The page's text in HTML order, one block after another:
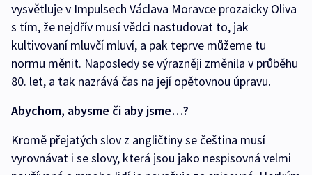
vysvětluje v Impulsech Václava Moravce prozaicky Oliva
s tím, že nejdřív musí vědci nastudovat to, jak
kultivovaní mluvčí mluví, a pak teprve můžeme tu
normu měnit. Naposledy se výrazněji změnila v průběhu
80. let, a tak nazrává čas na její opětovnou úpravu.
Abychom, abysme či aby jsme…?
Kromě přejatých slov z angličtiny se čeština musí
vyrovnávat i se slovy, která jsou jako nespisovná velmi